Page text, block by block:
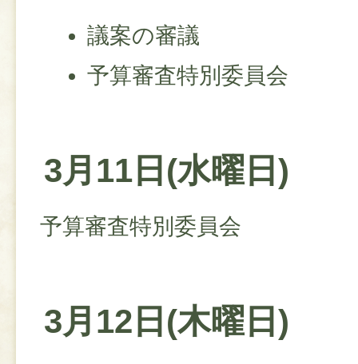
議案の審議
予算審査特別委員会
3月11日(水曜日)
予算審査特別委員会
3月12日(木曜日)